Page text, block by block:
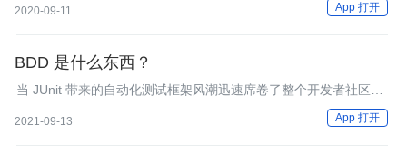
2020-09-11 App 打开
BDD 是什么东西？
当 JUnit 带来的自动化测试框架风潮迅速席卷了整个开发者社区，
成了行业的事实标准，就开始有人基于测试框架的模型进行延伸
了。各种探索中，最有影响力的就是 BDD。
2021-09-13 App 打开